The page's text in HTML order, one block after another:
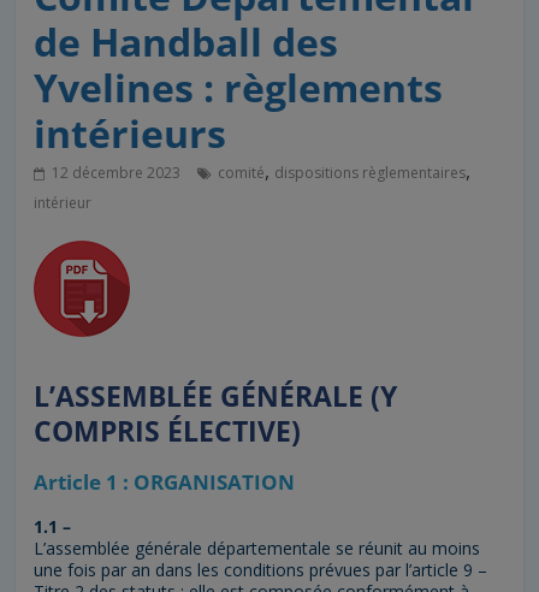
de Handball des
Yvelines : règlements
intérieurs
12 décembre 2023 comité, dispositions règlementaires,
intérieur
L’ASSEMBLÉE GÉNÉRALE (Y
COMPRIS ÉLECTIVE)
Article 1 : ORGANISATION
1.1 –
L’assemblée générale départementale se réunit au moins
une fois par an dans les conditions prévues par l’article 9 –